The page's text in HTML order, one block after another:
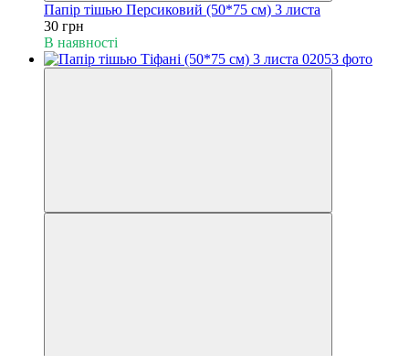
Папір тішью Персиковий (50*75 см) 3 листа
30 грн
В наявності